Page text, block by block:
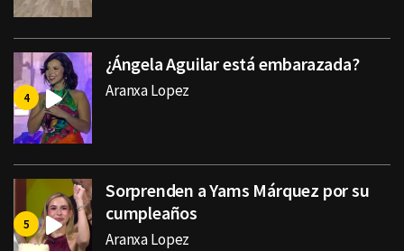
¿Ángela Aguilar está embarazada?
Aranxa Lopez
Sorprenden a Yams Márquez por su
cumpleaños
Aranxa Lopez